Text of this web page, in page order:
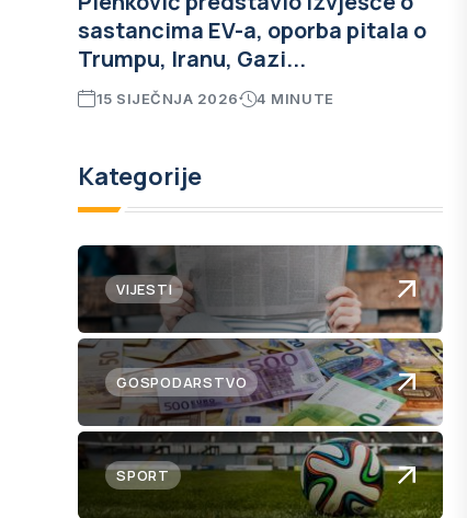
sastancima EV-a, oporba pitala o
Trumpu, Iranu, Gazi...
15 SIJEČNJA 2026 4 MINUTE
Kategorije
VIJESTI
GOSPODARSTVO
SPORT